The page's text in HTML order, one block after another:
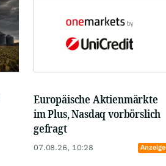
Europäische Aktienmärkte
im Plus, Nasdaq vorbörslich
gefragt
07.08.26, 10:28 Anzeige